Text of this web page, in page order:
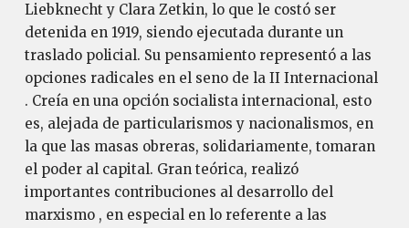
Liebknecht y Clara Zetkin, lo que le costó ser
detenida en 1919, siendo ejecutada durante un
traslado policial. Su pensamiento representó a las
opciones radicales en el seno de la II Internacional
. Creía en una opción socialista internacional, esto
es, alejada de particularismos y nacionalismos, en
la que las masas obreras, solidariamente, tomaran
el poder al capital. Gran teórica, realizó
importantes contribuciones al desarrollo del
marxismo , en especial en lo referente a las